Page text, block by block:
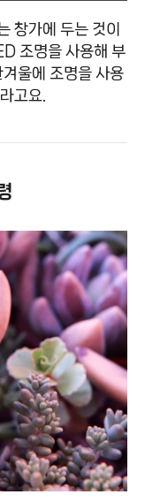
창가에 두는 것이
조명을 사용해 부
울에 조명을 사용
고요.